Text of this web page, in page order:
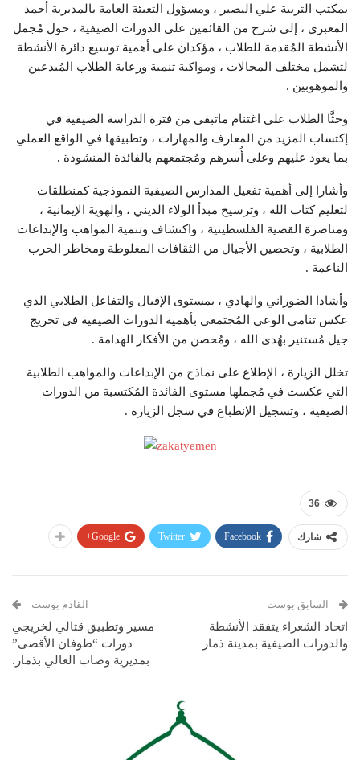
بمكتب التربية علي البصير ، ومسؤول التعبئة العامة بالمديرية أحمد
المعبري ، إلى شرح من القائمين على الدورات الصيفية ، حول مُجمل
الأنشطة المُقدمة للطلاب ، مؤكدان على أهمية توسيع دائرة الأنشطة
لتشمل مختلف المجالات ، ومواكبة تنمية ورعاية الطلاب المُبدعين
والموهوبين .
وحثَّا الطلاب على اغتنام ماتبقى من فترة الدراسة الصيفية في
إكتساب المزيد من المعارف والمهارات ، وتطبيقها في الواقع العملي
بما يعود عليهم وعلى أُسرهم ومُجتمعهم بالفائدة المنشودة .
وأشارا إلى أهمية تفعيل المدارس الصيفية النموذجية كمنطلقات
لتعليم كتاب الله ، وترسيخ مبدأ الولاء الديني ، والهوية الإيمانية ،
ومناصرة القضية الفلسطينية ، واكتشاف وتنمية المواهب والإبداعات
الطلابية ، وتحصين الأجيال من الثقافات المغلوطة ومخاطر الحرب
الناعمة .
وأشادا الضوراني والهادي ، بمستوى الإقبال والتفاعل الطلابي الذي
عكس تنامي الوعي المُجتمعي بأهمية الدورات الصيفية في تخريج
جيل مُستنير بهُدى الله ، ومُحصن من الأفكار الهدامة .
تخلل الزيارة ، الإطلاع على نماذج من الإبداعات والمواهب الطلابية
التي عكست في مُجملها مستوى الفائدة المُكتسبة من الدورات
الصيفية ، وتسجيل الإنطباع في سجل الزيارة .
36
شارك Facebook
Twitter
Google+
السابق بوست
اتحاد الشعراء يتفقد الأنشطة
والدورات الصيفية بمدينة ذمار
القادم بوست
مسير وتطبيق قتالي لخريجي
دورات “طوفان الأقصى”
بمديرية وصاب العالي بذمار.